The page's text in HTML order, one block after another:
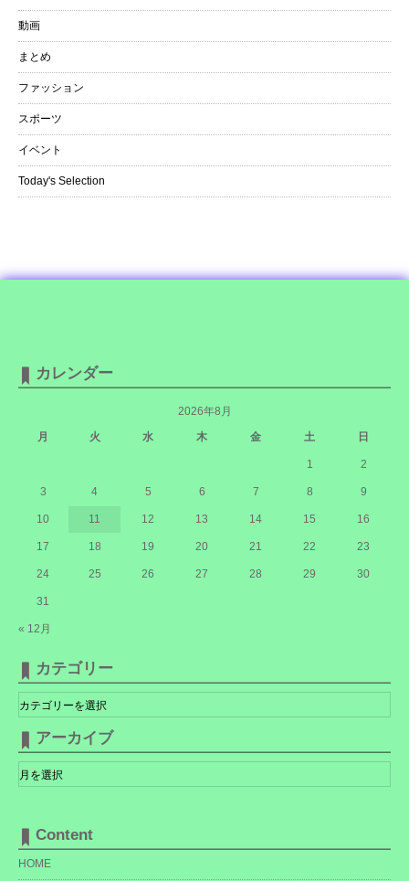
動画
まとめ
ファッション
スポーツ
イベント
Today's Selection
カレンダー
2026年8月
月
火 水 木 金 土 日
« 12月
1 2
3 4 5 6 7 8 9
10 11 12 13 14 15 16
17 18 19 20 21 22 23
24 25 26 27 28 29 30
31
カテゴリー
テ
ゴ
リ
ー
アーカイブ
ー
カ
Content
HOME